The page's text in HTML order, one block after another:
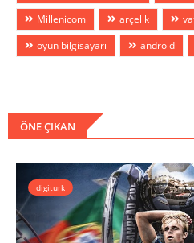
Millenicom
arçelik
oyun bilgisayarı
android
ÖNE ÇIKAN
digiturk